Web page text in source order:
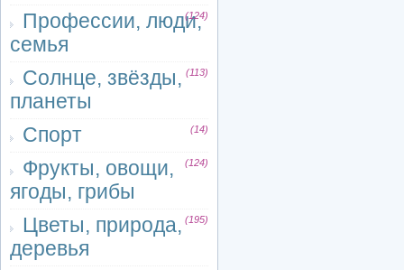
Профессии, люди,
семья
(124)
Солнце, звёзды,
планеты
(113)
Спорт (14)
Фрукты, овощи,
ягоды, грибы
(124)
Цветы, природа,
деревья
(195)